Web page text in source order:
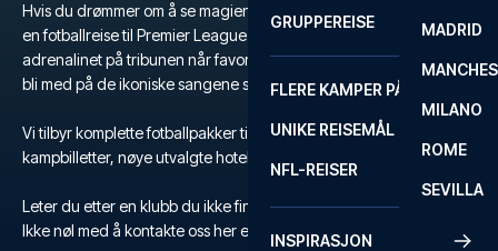
MADRID
MILANO
ROME
SEVILLA
GRUPPEREISE
FLERE KAMPER PÅ ÉN REISE
UNIKE REISEMÅL
NFL-REISER
INSPIRASJON
Hvis du drømmer om å se magien utfolde seg på gressmatta, er
en fotballreise til Premier League den ultimate opplevelsen. Kjenn
adrenalinet på tribunen når favorittlaget ditt kjemper for seier, og
bli med på de ikoniske sangene som runger gjennom stadion.
Vi tilbyr komplette fotballpakker til Premier League med
kampbilletter, nøye utvalgte hoteller og flyreise.
Leter du etter en klubb du ikke finner?
Ikke nøl med å kontakte oss her eller på +47 73 02 20 22